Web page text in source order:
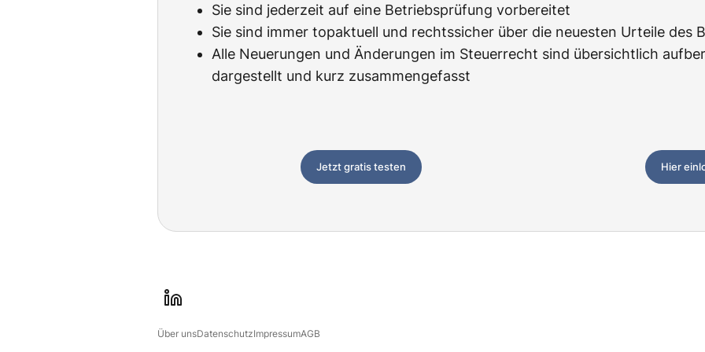
Sie sind jederzeit auf eine Betriebsprüfung vorbereitet
Sie sind immer topaktuell und rechtssicher über die neuesten Urteile des
Alle Neuerungen und Änderungen im Steuerrecht sind übersichtlich
dargestellt und kurz zusammengefasst
Jetzt gratis testen Hier
i
Über unsDatenschutzImpressumAGB